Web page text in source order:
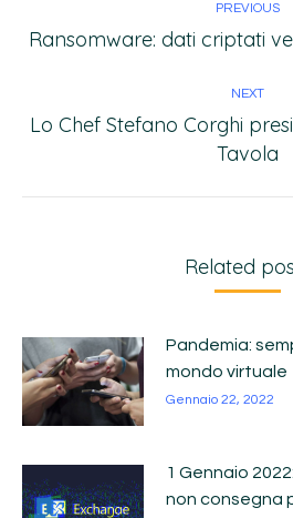
PREVIOUS
Ransomware: dati criptati
NEXT
Lo Chef Stefano Corghi
Tavola
Related
Pandemia:
mondo virtuale
Gennaio 22, 2022
1 Gennaio
non consegna